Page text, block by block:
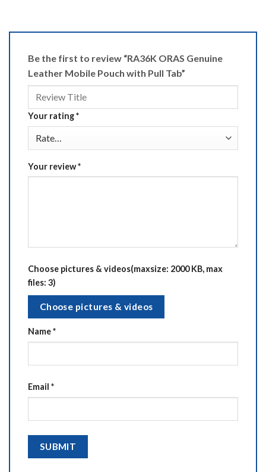
Be the first to review “RA36K ORAS Genuine
Leather Mobile Pouch with Pull Tab”
Your rating*
Your review*
Choose pictures & videos(maxsize: 2000 KB, max
files: 3)
Choose pictures & videos
Name*
Email *